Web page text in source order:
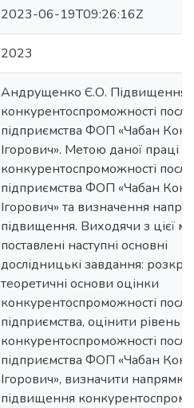
2023-06-19T09:26:16Z
2023
Андрущенко Є.О. Підвищення
конкурентоспроможності
підприємства ФОП «Чабан
Ігорович». Метою даної праці є
конкурентоспроможності
підприємства ФОП «Чабан
Ігорович» та визначення
підвищення. Виходячи з цієї
поставлені наступні основні
дослідницькі завдання:
теоретичні основи оцінки
конкурентоспроможності
підприємства, оцінити рівень
конкурентоспроможності
підприємства ФОП «Чабан
Ігорович», визначити напрямки
підвищення